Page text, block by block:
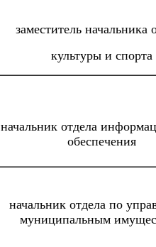
заместитель начальника
культуры и спорта
начальник отдела
обеспечения
начальник отдела по
муниципальным